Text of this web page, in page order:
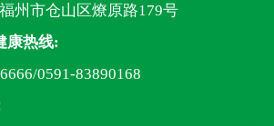
州市仓山区燎原路179号
康热线:
0591-83890168